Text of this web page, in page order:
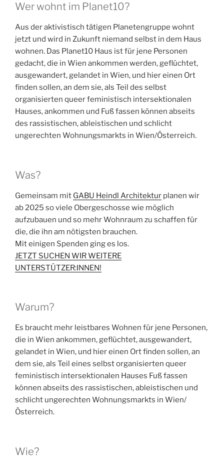
Wer wohnt im Planet10?
Aus der aktivistisch tätigen Planetengruppe wohnt
jetzt und wird in Zukunft niemand selbst in dem Haus
wohnen. Das Planet10 Haus ist für jene Personen
gedacht, die in Wien ankommen werden, geflüchtet,
ausgewandert, gelandet in Wien, und hier einen Ort
finden sollen, an dem sie, als Teil des selbst
organisierten queer feministisch intersektionalen
Hauses, ankommen und Fuß fassen können abseits
des rassistischen, ableistischen und schlicht
ungerechten Wohnungsmarkts in Wien/Österreich.
Was?
Gemeinsam mit GABU Heindl Architektur planen wir
ab 2025 so viele Obergeschosse wie möglich
aufzubauen und so mehr Wohnraum zu schaffen für
die, die ihn am nötigsten brauchen.
Mit einigen Spenden ging es los.
JETZT SUCHEN WIR WEITERE
UNTERSTÜTZER:INNEN!
Warum?
Es braucht mehr leistbares Wohnen für jene Personen,
die in Wien ankommen, geflüchtet, ausgewandert,
gelandet in Wien, und hier einen Ort finden sollen, an
dem sie, als Teil eines selbst organisierten queer
feministisch intersektionalen Hauses Fuß fassen
können abseits des rassistischen, ableistischen und
schlicht ungerechten Wohnungsmarkts in Wien/
Österreich.
Wie?